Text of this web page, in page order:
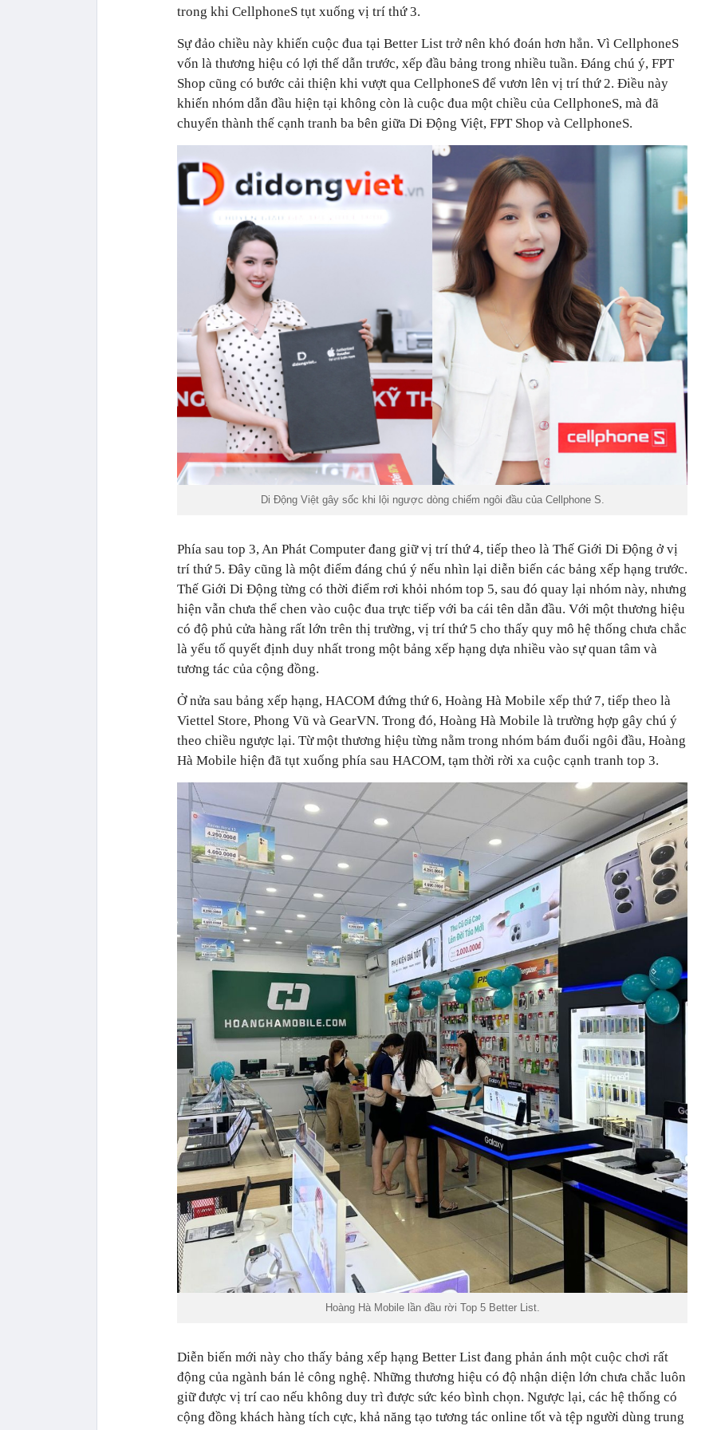
trong khi CellphoneS tụt xuống vị trí thứ 3.
Sự đảo chiều này khiến cuộc đua tại Better List trở nên khó đoán hơn hẳn. Vì CellphoneS
vốn là thương hiệu có lợi thế dẫn trước, xếp đầu bảng trong nhiều tuần. Đáng chú ý, FPT
Shop cũng có bước cải thiện khi vượt qua CellphoneS để vươn lên vị trí thứ 2. Điều này
khiến nhóm dẫn đầu hiện tại không còn là cuộc đua một chiều của CellphoneS, mà đã
chuyển thành thế cạnh tranh ba bên giữa Di Động Việt, FPT Shop và CellphoneS.
Di Động Việt gây sốc khi lội ngược dòng chiếm ngôi đầu của Cellphone S.
Phía sau top 3, An Phát Computer đang giữ vị trí thứ 4, tiếp theo là Thế Giới Di Động ở vị
trí thứ 5. Đây cũng là một điểm đáng chú ý nếu nhìn lại diễn biến các bảng xếp hạng trước.
Thế Giới Di Động từng có thời điểm rơi khỏi nhóm top 5, sau đó quay lại nhóm này, nhưng
hiện vẫn chưa thể chen vào cuộc đua trực tiếp với ba cái tên dẫn đầu. Với một thương hiệu
có độ phủ cửa hàng rất lớn trên thị trường, vị trí thứ 5 cho thấy quy mô hệ thống chưa chắc
là yếu tố quyết định duy nhất trong một bảng xếp hạng dựa nhiều vào sự quan tâm và
tương tác của cộng đồng.
Ở nửa sau bảng xếp hạng, HACOM đứng thứ 6, Hoàng Hà Mobile xếp thứ 7, tiếp theo là
Viettel Store, Phong Vũ và GearVN. Trong đó, Hoàng Hà Mobile là trường hợp gây chú ý
theo chiều ngược lại. Từ một thương hiệu từng nằm trong nhóm bám đuổi ngôi đầu, Hoàng
Hà Mobile hiện đã tụt xuống phía sau HACOM, tạm thời rời xa cuộc cạnh tranh top 3.
Hoàng Hà Mobile lần đầu rời Top 5 Better List.
Diễn biến mới này cho thấy bảng xếp hạng Better List đang phản ánh một cuộc chơi rất
động của ngành bán lẻ công nghệ. Những thương hiệu có độ nhận diện lớn chưa chắc luôn
giữ được vị trí cao nếu không duy trì được sức kéo bình chọn. Ngược lại, các hệ thống có
cộng đồng khách hàng tích cực, khả năng tạo tương tác online tốt và tệp người dùng trung